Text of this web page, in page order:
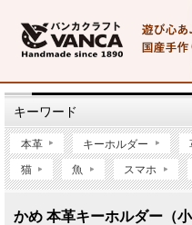
キーワード
本革 キーホルダー
猫 魚 スマホ
かめ 本革キーホルダー（